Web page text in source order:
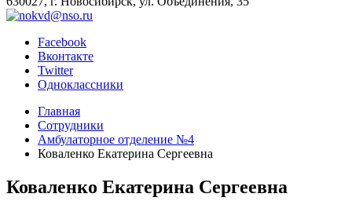
Facebook
Вконтакте
Twitter
Одноклассники
Главная
Сотрудники
Амбулаторное отделение №4
Коваленко Екатерина Сергеевна
Коваленко Екатерина Сергеевна